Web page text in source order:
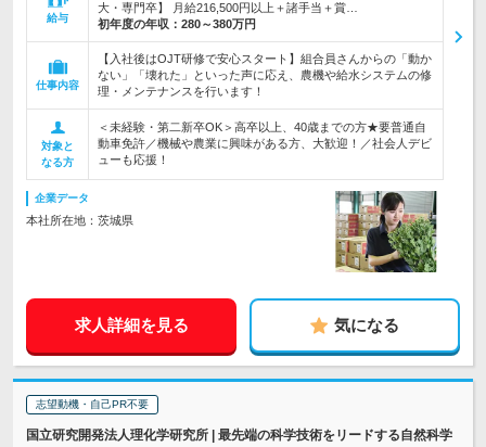
給与
大・専門卒】 月給216,500円以上＋諸手当＋賞…
初年度の年収： 280～380万円
仕事内容
【入社後はOJT研修で安心スタート】組合員さんからの「動か
ない」「壊れた」といった声に応え、農機や給水システムの修
理・メンテナンスを行います！
対象と
なる方
＜未経験・第二新卒OK＞高卒以上、40歳までの方★要普通自
動車免許／機械や農業に興味がある方、大歓迎！／社会人デビ
ューも応援！
企業データ
本社所在地：茨城県
求人詳細を見る 気になる
志望動機・自己PR不要
国立研究開発法人理化学研究所 | 最先端の科学技術をリードする自然科学